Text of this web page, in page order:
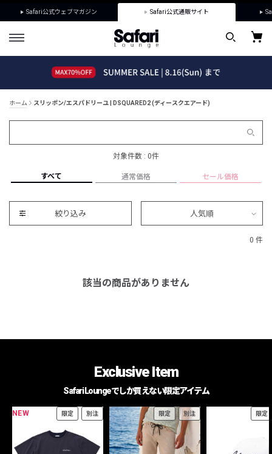
Safari公式ウェブマガジン Safari公式通販サイト
ホーム スリッポン/エスパドリーユ | DSQUARED2 (ディースクエアード)
対象件数 : 0件
すべて 通常価格 セール価格
絞り込み 人気順
0 件
該当の商品がありません
Exclusive Item
Safari Loungeでしか買えない限定アイテム
NEW 限定 別注 限定 別注 限定